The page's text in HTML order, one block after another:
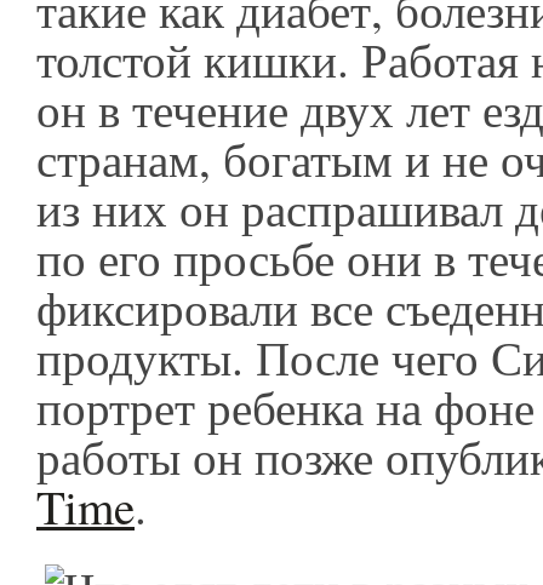
толстой кишки. Работая
он в течение двух лет
странам, богатым и не
из них он распрашивал
по его просьбе они в
фиксировали все
продукты. После чего
портрет ребенка на
работы он позже
Time.